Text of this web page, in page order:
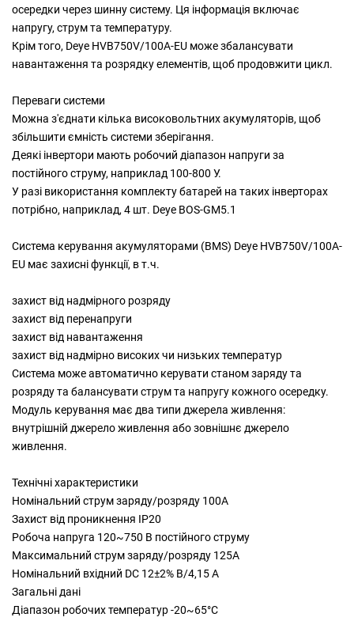
осередки через шинну систему. Ця інформація включає
напругу, струм та температуру.
Крім того, Deye HVB750V/100A-EU може збалансувати
навантаження та розрядку елементів, щоб продовжити цикл.
Переваги системи
Можна з'єднати кілька високовольтних акумуляторів, щоб
збільшити ємність системи зберігання.
Деякі інвертори мають робочий діапазон напруги за
постійного струму, наприклад 100-800 У.
У разі використання комплекту батарей на таких інверторах
потрібно, наприклад, 4 шт. Deye BOS-GM5.1
Система керування акумуляторами (BMS) Deye HVB750V/100A-
EU має захисні функції, в т.ч.
захист від надмірного розряду
захист від перенапруги
захист від навантаження
захист від надмірно високих чи низьких температур
Система може автоматично керувати станом заряду та
розряду та балансувати струм та напругу кожного осередку.
Модуль керування має два типи джерела живлення:
внутрішній джерело живлення або зовнішнє джерело
живлення.
Технічні характеристики
Номінальний струм заряду/розряду 100А
Захист від проникнення IP20
Робоча напруга 120~750 В постійного струму
Максимальний струм заряду/розряду 125А
Номінальний вхідний DC 12±2% В/4,15 А
Загальні дані
Діапазон робочих температур -20~65°C